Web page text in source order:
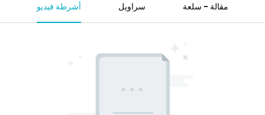
أشرطة فيديو سراويل مقالة - سلعة